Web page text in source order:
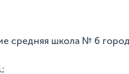
средняя школа № 6